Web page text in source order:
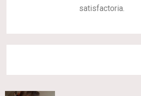
satisfactoria.